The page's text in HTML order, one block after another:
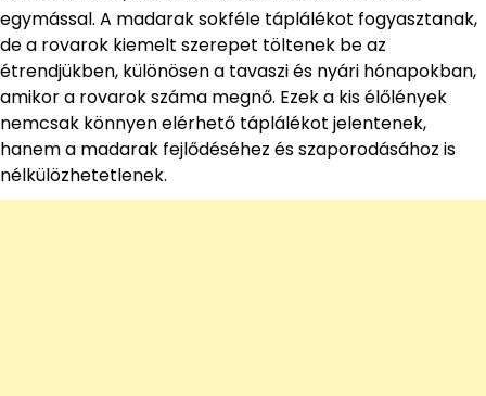
egymással. A madarak sokféle táplálékot fogyasztanak,
de a rovarok kiemelt szerepet töltenek be az
étrendjükben, különösen a tavaszi és nyári hónapokban,
amikor a rovarok száma megnő. Ezek a kis élőlények
nemcsak könnyen elérhető táplálékot jelentenek,
hanem a madarak fejlődéséhez és szaporodásához is
nélkülözhetetlenek.